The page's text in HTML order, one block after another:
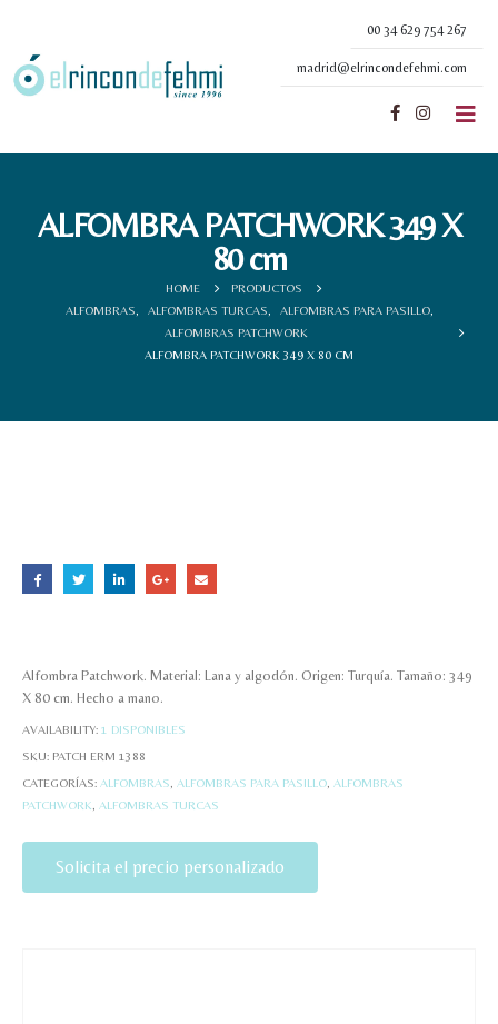
00 34 629 754 267
madrid@elrincondefehmi.com
ALFOMBRA PATCHWORK 349 X
80 cm
HOME
PRODUCTOS
ALFOMBRAS
ALFOMBRAS TURCAS ALFOMBRAS PARA PASILLO,
ALFOMBRAS PATCHWORK
ALFOMBRA PATCHWORK 349 X 80 CM
Alfombra Patchwork. Material: Lana y algodón. Origen: Turquía. Tamaño: 349
X 80 cm. Hecho a mano.
AVAILABILITY: 1 DISPONIBLES
SKU: PATCH ERM 1388
CATEGORÍAS: ALFOMBRAS ALFOMBRAS PARA PASILLO ALFOMBRAS
PATCHWORK
ALFOMBRAS TURCAS
Solicita el precio personalizado